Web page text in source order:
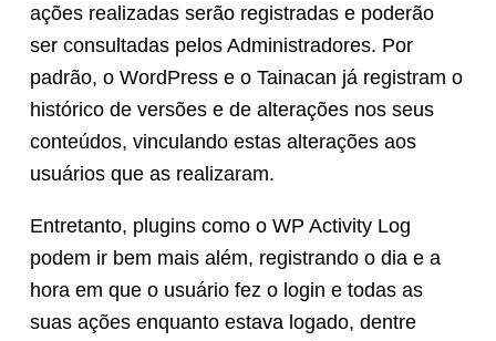
ações realizadas serão registradas e poderão
ser consultadas pelos Administradores. Por
padrão, o WordPress e o Tainacan já registram o
histórico de versões e de alterações nos seus
conteúdos, vinculando estas alterações aos
usuários que as realizaram.
Entretanto, plugins como o WP Activity Log
podem ir bem mais além, registrando o dia e a
hora em que o usuário fez o login e todas as
suas ações enquanto estava logado, dentre